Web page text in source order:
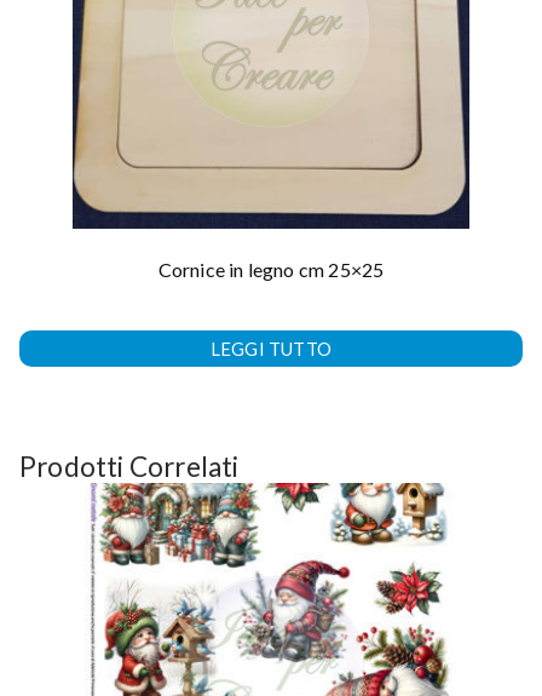
Cornice in legno cm 25×25
LEGGI TUTTO
Prodotti Correlati